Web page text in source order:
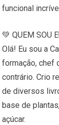
funcional
💚 QUEM SOU
Olá! Eu sou a
formação, chef
contrário. Crio
de diversos
base de
açúcar.